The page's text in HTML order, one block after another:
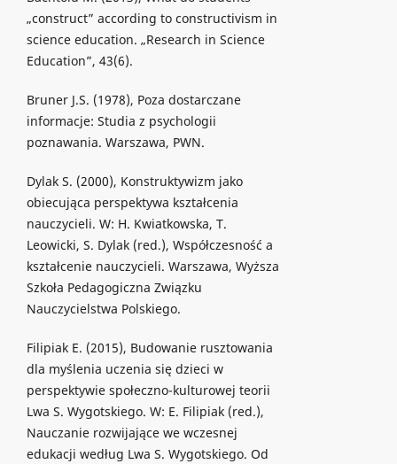
„construct” according to constructivism in
science education. „Research in Science
Education”, 43(6).
Bruner J.S. (1978), Poza dostarczane
informacje: Studia z psychologii
poznawania. Warszawa, PWN.
Dylak S. (2000), Konstruktywizm jako
obiecująca perspektywa kształcenia
nauczycieli. W: H. Kwiatkowska, T.
Leowicki, S. Dylak (red.), Współczesność a
kształcenie nauczycieli. Warszawa, Wyższa
Szkoła Pedagogiczna Związku
Nauczycielstwa Polskiego.
Filipiak E. (2015), Budowanie rusztowania
dla myślenia uczenia się dzieci w
perspektywie społeczno-kulturowej teorii
Lwa S. Wygotskiego. W: E. Filipiak (red.),
Nauczanie rozwijające we wczesnej
edukacji według Lwa S. Wygotskiego. Od